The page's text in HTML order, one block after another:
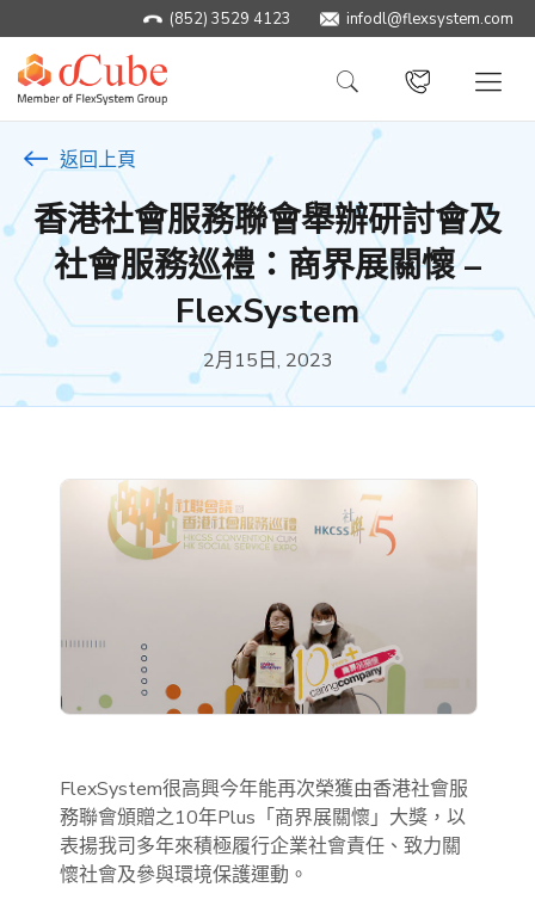
(852) 3529 4123 infodl@flexsystem.com
返回上頁
香港社會服務聯會舉辦研討會及
社會服務巡禮：商界展關懷 –
FlexSystem
2月15日, 2023
FlexSystem很高興今年能再次榮獲由香港社會服
務聯會頒贈之10年Plus「商界展關懷」大獎，以
表揚我司多年來積極履行企業社會責任、致力關
懷社會及參與環境保護運動。